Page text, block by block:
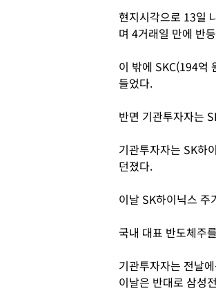
현지시각으로 13일
며 4거래일 만에 반
이 밖에 SKC(194억
들었다.
반면 기관투자자는
기관투자자는 SK하
던졌다.
이날 SK하이닉스
국내 대표 반도체주
기관투자자는 전날
이날은 반대로 삼성